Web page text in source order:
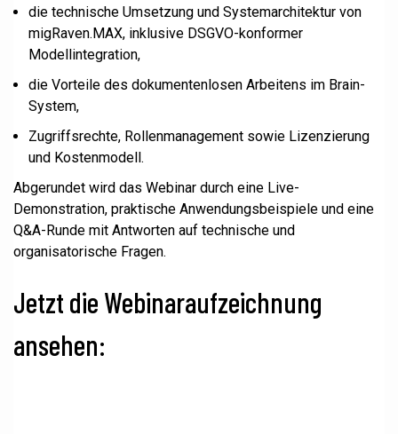
die technische Umsetzung und Systemarchitektur von
migRaven.MAX, inklusive DSGVO-konformer
Modellintegration,
die Vorteile des dokumentenlosen Arbeitens im Brain-
System,
Zugriffsrechte, Rollenmanagement sowie Lizenzierung
und Kostenmodell.
Abgerundet wird das Webinar durch eine Live-
Demonstration, praktische Anwendungsbeispiele und eine
Q&A-Runde mit Antworten auf technische und
organisatorische Fragen.
Jetzt die Webinaraufzeichnung
ansehen: